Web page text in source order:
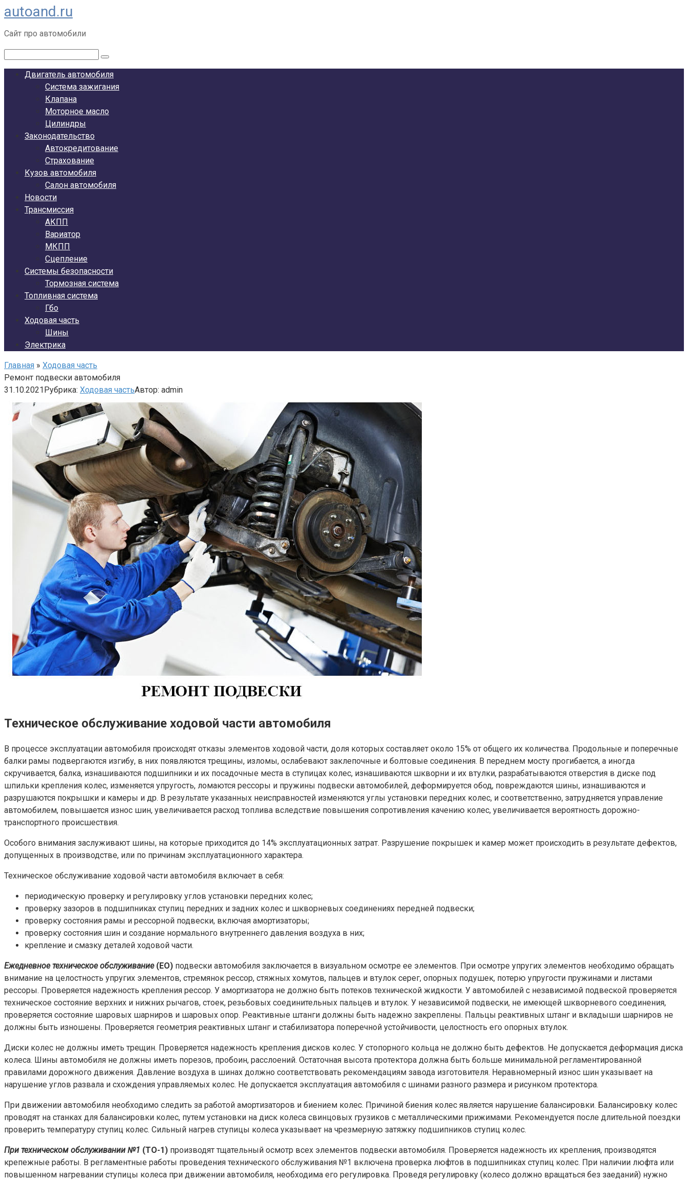
Перейти
к
контенту
autoand.ru
Сайт про автомобили
Двигатель автомобиля
Система зажигания
Клапана
Моторное масло
Цилиндры
Законодательство
Автокредитование
Страхование
Кузов автомобиля
Салон автомобиля
Новости
Трансмиссия
АКПП
Вариатор
МКПП
Сцепление
Системы безопасности
Тормозная система
Топливная система
Гбо
Ходовая часть
Шины
Электрика
Главная » Ходовая часть
Ремонт подвески автомобиля
31.10.2021Рубрика: Ходовая частьАвтор: admin
Техническое обслуживание ходовой части автомобиля
В процессе эксплуатации автомобиля происходят отказы элементов ходовой части, доля которых составляет около 15% от общего их количества. Продольные и поперечные
балки рамы подвергаются изгибу, в них появляются трещины, изломы, ослабевают заклепочные и болтовые соединения. В переднем мосту прогибается, а иногда
скручивается, балка, изнашиваются подшипники и их посадочные места в ступицах колес, изнашиваются шкворни и их втулки, разрабатываются отверстия в диске под
шпильки крепления колес, изменяется упругость, ломаются рессоры и пружины подвески автомобилей, деформируется обод, повреждаются шины, изнашиваются и
разрушаются покрышки и камеры и др. В результате указанных неисправностей изменяются углы установки передних колес, и соответственно, затрудняется управление
автомобилем, повышается износ шин, увеличивается расход топлива вследствие повышения сопротивления качению колес, увеличивается вероятность дорожно-
транспортного происшествия.
Особого внимания заслуживают шины, на которые приходится до 14% эксплуатационных затрат. Разрушение покрышек и камер может происходить в результате дефектов,
допущенных в производстве, или по причинам эксплуатационного характера.
Техническое обслуживание ходовой части автомобиля включает в себя:
периодическую проверку и регулировку углов установки передних колес;
проверку зазоров в подшипниках ступиц передних и задних колес и шкворневых соединениях передней подвески;
проверку состояния рамы и рессорной подвески, включая амортизаторы;
проверку состояния шин и создание нормального внутреннего давления воздуха в них;
крепление и смазку деталей ходовой части.
Ежедневное техническое обслуживание(ЕО) подвески автомобиля заключается в визуальном осмотре ее элементов. При осмотре упругих элементов необходимо обращать
внимание на целостность упругих элементов, стремянок рессор, стяжных хомутов, пальцев и втулок серег, опорных подушек, потерю упругости пружинами и листами
рессоры. Проверяется надежность крепления рессор. У амортизатора не должно быть потеков технической жидкости. У автомобилей с независимой подвеской проверяется
техническое состояние верхних и нижних рычагов, стоек, резьбовых соединительных пальцев и втулок. У независимой подвески, не имеющей шкворневого соединения,
проверяется состояние шаровых шарниров и шаровых опор. Реактивные штанги должны быть надежно закреплены. Пальцы реактивных штанг и вкладыши шарниров не
должны быть изношены. Проверяется геометрия реактивных штанг и стабилизатора поперечной устойчивости, целостность его опорных втулок.
Диски колес не должны иметь трещин. Проверяется надежность крепления дисков колес. У стопорного кольца не должно быть дефектов. Не допускается деформация диска
колеса. Шины автомобиля не должны иметь порезов, пробоин, расслоений. Остаточная высота протектора должна быть больше минимальной регламентированной
правилами дорожного движения. Давление воздуха в шинах должно соответствовать рекомендациям завода изготовителя. Неравномерный износ шин указывает на
нарушение углов развала и схождения управляемых колес. Не допускается эксплуатация автомобиля с шинами разного размера и рисунком протектора.
При движении автомобиля необходимо следить за работой амортизаторов и биением колес. Причиной биения колес является нарушение балансировки. Балансировку колес
проводят на станках для балансировки колес, путем установки на диск колеса свинцовых грузиков с металлическими прижимами. Рекомендуется после длительной поездки
проверить температуру ступиц колес. Сильный нагрев ступицы колеса указывает на чрезмерную затяжку подшипников ступиц колес.
При техническом обслуживании №1 (ТО-1) производят тщательный осмотр всех элементов подвески автомобиля. Проверяется надежность их крепления, производятся
крепежные работы. В регламентные работы проведения технического обслуживания №1 включена проверка люфтов в подшипниках ступиц колес. При наличии люфта или
повышенном нагревании ступицы колеса при движении автомобиля, необходима его регулировка. Проведя регулировку (колесо должно вращаться без заеданий) нужно